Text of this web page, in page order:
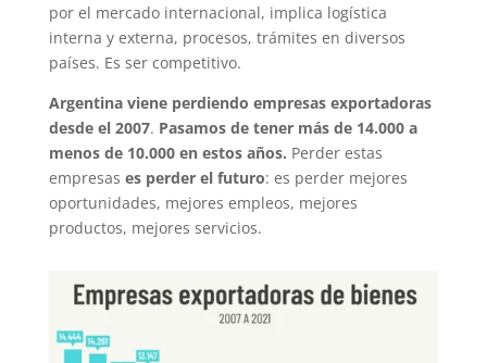
por el mercado internacional, implica logística
interna y externa, procesos, trámites en diversos
países. Es ser competitivo.
Argentina viene perdiendo empresas exportadoras
desde el 2007. Pasamos de tener más de 14.000 a
menos de 10.000 en estos años. Perder estas
empresas es perder el futuro: es perder mejores
oportunidades, mejores empleos, mejores
productos, mejores servicios.